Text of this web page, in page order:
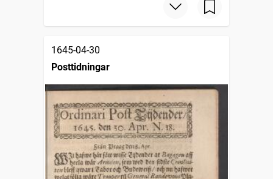
1645-04-30
Posttidningar